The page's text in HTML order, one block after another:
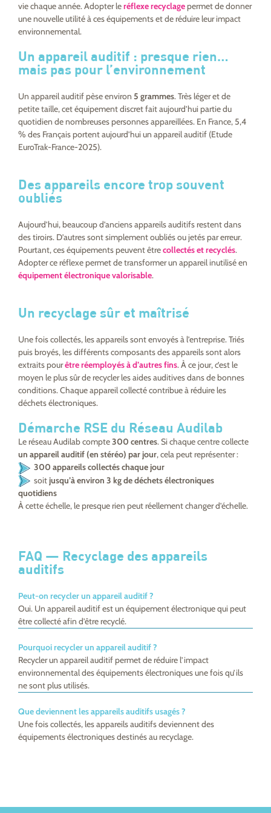
vie chaque année. Adopter leréflexe recyclagepermet de donner
une nouvelle utilité à ces équipements et de réduire leur impact
environnemental.
Un appareil auditif : presque rien…
mais pas pour l’environnement
Un appareil auditif pèse environ 5 grammes. Très léger et de
petite taille, cet équipement discret fait aujourd’hui partie du
quotidien de nombreuses personnes appareillées. En France, 5,4
% des Français portent aujourd’hui un appareil auditif (Etude
EuroTrak-France-2025).
Des appareils encore trop souvent
oubliés
Aujourd’hui, beaucoup d’anciens appareils auditifs restent dans
des tiroirs. D’autres sont simplement oubliés ou jetés par erreur.
Pourtant, ces équipements peuvent êtrecollectés et recyclés.
Adopter ce réflexe permet de transformer un appareil inutilisé en
équipement électronique valorisable.
Un recyclage sûr et maîtrisé
Une fois collectés, les appareils sont envoyés à l’entreprise. Triés
puis broyés, les différents composants des appareils sont alors
extraits pourêtre réemployés à d’autres fins. À ce jour, c’est le
moyen le plus sûr de recycler les aides auditives dans de bonnes
conditions. Chaque appareil collecté contribue à réduire les
déchets électroniques.
Démarche RSE du Réseau Audilab
Le réseau Audilab compte300 centres. Si chaque centre collecte
un appareil auditif(en stéréo) par jour, cela peut représenter :
300 appareils collectés chaque jour
soitjusqu’à environ 3 kg de déchets électroniques
quotidiens
À cette échelle, le presque rien peut réellement changer d’échelle.
FAQ — Recyclage des appareils
auditifs
Peut-on recycler un appareil auditif ?
Oui. Un appareil auditif est un équipement électronique qui peut
être collecté afin d’être recyclé.
Pourquoi recycler un appareil auditif ?
Recycler un appareil auditif permet de réduire l’impact
environnemental des équipements électroniques une fois qu’ils
ne sont plus utilisés.
Que deviennent les appareils auditifs usagés ?
Une fois collectés, les appareils auditifs deviennent des
équipements électroniques destinés au recyclage.